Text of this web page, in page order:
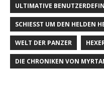
ULTIMATIVE
SCHIESST UM DEN HELDEN
WELT DER PANZER
DIE CHRONIKEN VON